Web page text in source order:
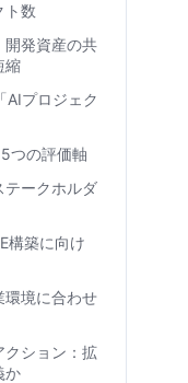
ト数
開発資産の共
縮
AIプロジェク
つの評価軸
テークホルダ
構築に向け
環境に合わせ
クション：拡
か